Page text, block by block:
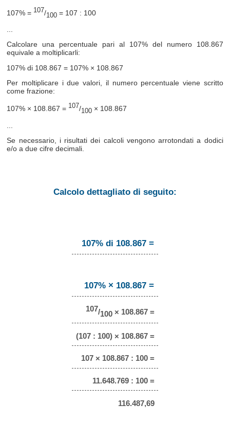
107% = 107/100 = 107 : 100
...
Calcolare una percentuale pari al 107% del numero 108.867
equivale a moltiplicarli:
107% di 108.867 = 107% × 108.867
Per moltiplicare i due valori, il numero percentuale viene scritto
come frazione:
107% × 108.867 = 107/100 × 108.867
Se necessario, i risultati dei calcoli vengono arrotondati a dodici
e/o a due cifre decimali.
Calcolo dettagliato di seguito:
107% di 108.867 =
107% × 108.867 =
107/100× 108.867 =
(107 : 100) × 108.867 =
107 × 108.867 : 100 =
11.648.769 : 100 =
116.487,69